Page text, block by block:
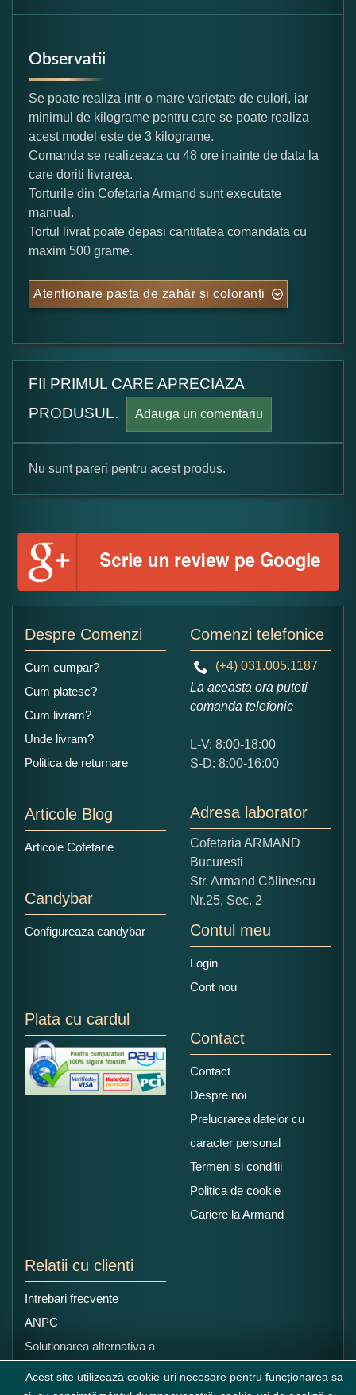
Observatii
Se poate realiza intr-o mare varietate de culori, iar
minimul de kilograme pentru care se poate realiza
acest model este de 3 kilograme.
Comanda se realizeaza cu 48 ore inainte de data la
care doriti livrarea.
Torturile din Cofetaria Armand sunt executate
manual.
Tortul livrat poate depasi cantitatea comandata cu
maxim 500 grame.
Atentionare pasta de zahăr și coloranți
FII PRIMUL CARE APRECIAZA
PRODUSUL.
Adauga un comentariu
Formular pareri client
Numele dumneavoastra:
Ce nota acordati acestui produs?
5
Copiati alaturi numarul din imagine:
Nu sunt pareri pentru acest produs.
Despre Comenzi
Cum cumpar?
Cum platesc?
Cum livram?
Unde livram?
Politica de returnare
Articole Blog
Articole Cofetarie
Candybar
Configureaza candybar
Comenzi telefonice
(+4) 031.005.1187
La aceasta ora puteti
comanda telefonic
L-V: 8:00-18:00
S-D: 8:00-16:00
Adresa laborator
Cofetaria ARMAND
Bucuresti
Str. Armand Călinescu
Nr.25, Sec. 2
Contul meu
Login
Cont nou
Plata cu cardul
Contact
Contact
Despre noi
Prelucrarea datelor cu
caracter personal
Termeni si conditii
Politica de cookie
Cariere la Armand
Relatii cu clienti
Intrebari frecvente
ANPC
Solutionarea alternativa a
litigiilor
Acest site utilizează cookie-uri necesare pentru funcționarea sa